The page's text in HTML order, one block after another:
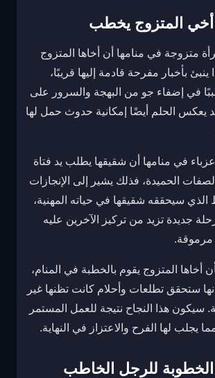
المتزوج يخطب
متزوجة في منامها أن أخاها المتزوج
ينبئ بأخبار مفرحة قادمة إليها قريبًا،
في إضفاء جو من البهجة والسرور على
وقد يعكس الحلم أيضًا إمكانية حدوث حمل لها
في منامها أن شقيقها يطلب يد فتاة
الحميدة، فذلك يشير إلى الإنجازات
الذي سيحققه شقيقها في حياته المهنية،
جديدة تزيد من تركيز الآخرين عليه
مرموقة.
أخاها المتزوج يقوم بالخطبة في المنام،
ستحقق تطلعات وأحلام كانت تظنها غير
سيكون هذا النجاح نتيجة للعمل المستمر
يجلب لها الفرح والاعتزاز في النهاية.
للرجل الخاطب